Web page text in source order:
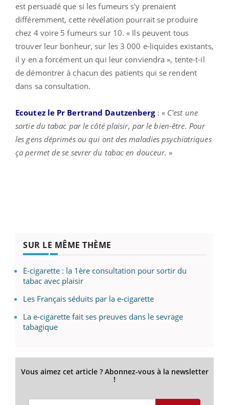
est persuadé que si les fumeurs s'y prenaient
différemment, cette révélation pourrait se produire
chez 4 voire 5 fumeurs sur 10. « Ils peuvent tous
trouver leur bonheur, sur les 3 000 e-liquides existants,
il y en a forcément un qui leur conviendra », tente-t-il
de démontrer à chacun des patients qui se rendent
dans sa consultation.
Ecoutez le Pr Bertrand Dautzenberg : « C'est une
sortie du tabac par le côté plaisir, par le bien-être. Pour
les gens déprimés ou qui ont des maladies psychiatriques
ça permet de se sevrer du tabac en douceur.»
SUR LE MÊME THÈME
E-cigarette : la 1ère consultation pour sortir du
tabac avec plaisir
Les Français séduits par la e-cigarette
La e-cigarette fait ses preuves dans le sevrage
tabagique
Vous aimez cet article ? Abonnez-vous à la newsletter
!